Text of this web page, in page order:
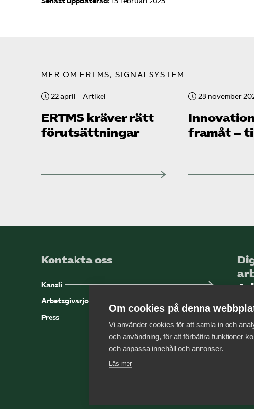
MER OM ERTMS, SIGNALSYSTEM
22 april Artikel
ERTMS kräver rätt
förutsättningar
28 november
framåt –
Kontakta oss
Kansli
Arbetsgivarjouren
Press
Bli
Om cookies på denna
Vi använder cookies för att samla in och
och användning, för att förbättra funktioner
och anpassa innehåll och annonser.
Läs mer